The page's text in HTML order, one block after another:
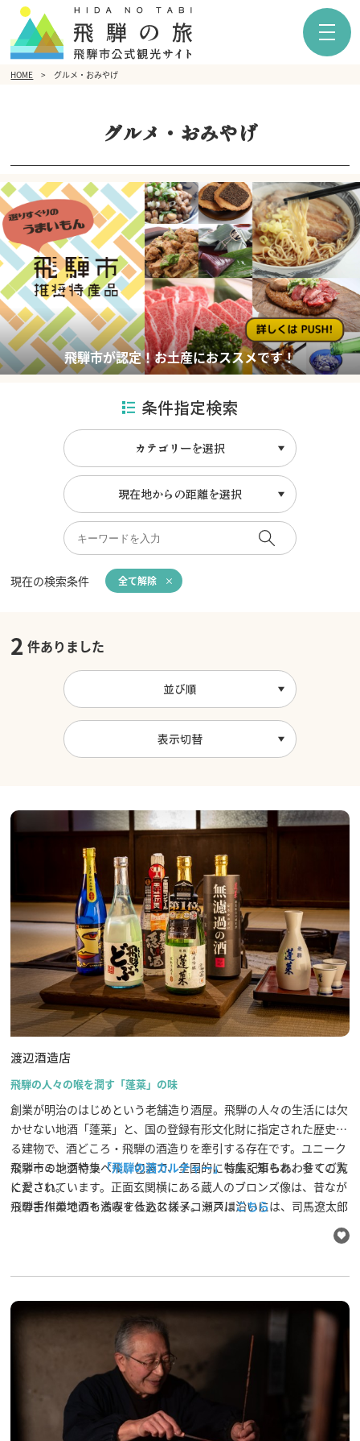
HOME グルメ・おみやげ
グルメ・おみやげ
飛騨市が認定！お土産におススメです！
条件指定検索
カテゴリーを選択
現在地からの距離を選択
現在の検索条件 全て解除
2 件ありました
並び順
表示切替
渡辺酒造店
飛騨の人々の喉を潤す「蓬莱」の味
創業が明治のはじめという老舗造り酒屋。飛騨の人々の生活には欠
かせない地酒「蓬莱」と、国の登録有形文化財に指定された歴史あ
る建物で、酒どころ・飛騨の酒造りを牽引する存在です。ユニーク
なネーミングやラベル、包装で、全国的にも広く知られ、多くの人
に愛されています。正面玄関横にある蔵人のブロンズ像は、昔なが
らの手作業でのもろみを仕込む様子。瀬戸川沿いには、司馬遼太郎
飛騨市の地酒特集「飛騨の酒カルチャー」特集記事もあわせてご覧
ください。
飛騨古川の地酒を満喫するおススメコースはこちら